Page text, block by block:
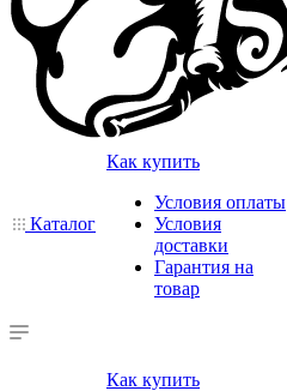
Каталог
Как купить
Условия оплаты
Условия
доставки
Гарантия на
товар
Как купить